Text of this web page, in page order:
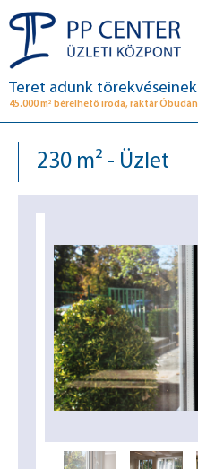
Teret adunk törekvéseinek
45.000 m2 bérelhető iroda, raktár Óbudán
230 m² - Üzlet